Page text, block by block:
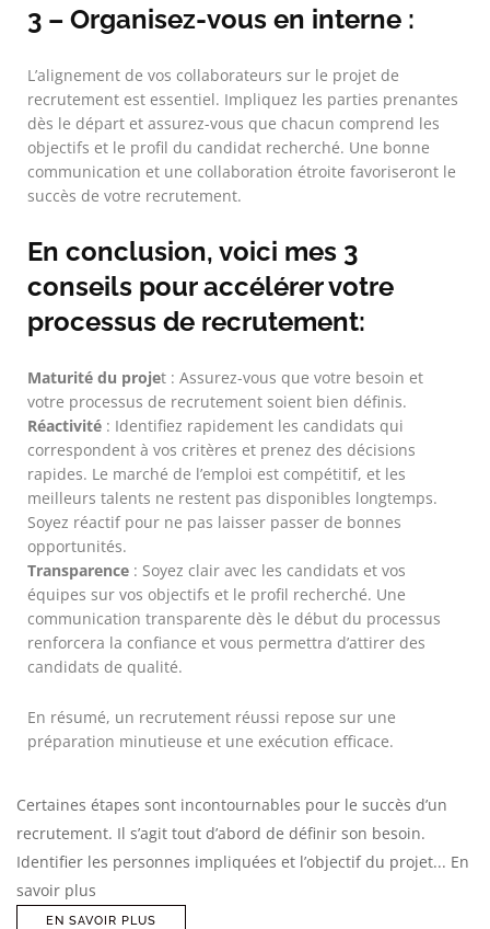
3 – Organisez-vous en interne :
L’alignement de vos collaborateurs sur le projet de
recrutement est essentiel. Impliquez les parties prenantes
dès le départ et assurez-vous que chacun comprend les
objectifs et le profil du candidat recherché. Une bonne
communication et une collaboration étroite favoriseront le
succès de votre recrutement.
En conclusion, voici mes 3
conseils pour accélérer votre
processus de recrutement:
Maturité du projet : Assurez-vous que votre besoin et
votre processus de recrutement soient bien définis.
Réactivité : Identifiez rapidement les candidats qui
correspondent à vos critères et prenez des décisions
rapides. Le marché de l’emploi est compétitif, et les
meilleurs talents ne restent pas disponibles longtemps.
Soyez réactif pour ne pas laisser passer de bonnes
opportunités.
Transparence : Soyez clair avec les candidats et vos
équipes sur vos objectifs et le profil recherché. Une
communication transparente dès le début du processus
renforcera la confiance et vous permettra d’attirer des
candidats de qualité.
En résumé, un recrutement réussi repose sur une
préparation minutieuse et une exécution efficace.
Certaines étapes sont incontournables pour le succès d’un
recrutement. Il s’agit tout d’abord de définir son besoin.
Identifier les personnes impliquées et l’objectif du projet... En
savoir plus
EN SAVOIR PLUS